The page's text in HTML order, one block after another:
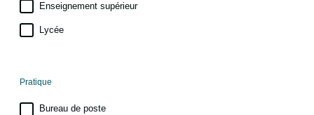
Enseignement supérieur
Lycée
Pratique
Bureau de poste